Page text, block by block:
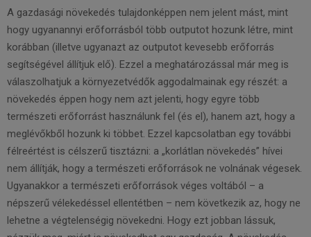
A gazdasági növekedés tulajdonképpen nem jelent mást, mint
hogy ugyanannyi erőforrásból több outputot hozunk létre, mint
korábban (illetve ugyanazt az outputot kevesebb erőforrás
segítségével állítjuk elő). Ezzel a meghatározással már meg is
válaszolhatjuk a környezetvédők aggodalmainak egy részét: a
növekedés éppen hogy nem azt jelenti, hogy egyre több
természeti erőforrást használunk fel (és el), hanem azt, hogy a
meglévőkből hozunk ki többet. Ezzel kapcsolatban egy további
félreértést is célszerű tisztázni: a „korlátlan növekedés” hívei
nem állítják, hogy a természeti erőforrások ne volnának végesek.
Ugyanakkor a természeti erőforrások véges voltából – a
népszerű vélekedéssel ellentétben – nem következik az, hogy ne
lehetne a végtelenségig növekedni. Hogy ezt jobban lássuk,